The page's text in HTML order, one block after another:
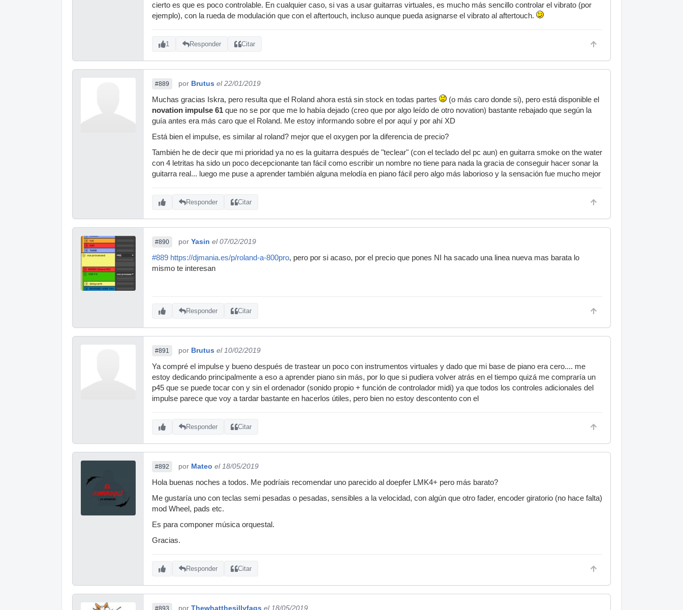
cierto es que es poco controlable. En cualquier caso, si vas a usar guitarras virtuales, es mucho más sencillo controlar el vibrato (por
ejemplo), con la rueda de modulación que con el aftertouch, incluso aunque pueda asignarse el vibrato al aftertouch.
1 Responder Citar
#889 por Brutus el 22/01/2019
Muchas gracias Iskra, pero resulta que el Roland ahora está sin stock en todas partes
(o más caro donde si), pero está disponible el
novation impulse 61 que no se por que me lo había dejado (creo que por algo leído de otro novation) bastante rebajado que según la
guía antes era más caro que el Roland. Me estoy informando sobre el por aquí y por ahí XD
Está bien el impulse, es similar al roland? mejor que el oxygen por la diferencia de precio?
También he de decir que mi prioridad ya no es la guitarra después de "teclear" (con el teclado del pc aun) en guitarra smoke on the water
con 4 letritas ha sido un poco decepcionante tan fácil como escribir un nombre no tiene para nada la gracia de conseguir hacer sonar la
guitarra real... luego me puse a aprender también alguna melodía en piano fácil pero algo más laborioso y la sensación fue mucho mejor
Responder Citar
#890 por Yasin el 07/02/2019
#889 https://djmania.es/p/roland-a-800pro, pero por si acaso, por el precio que pones NI ha sacado una linea nueva mas barata lo
mismo te interesan
Responder Citar
#891 por Brutus el 10/02/2019
Ya compré el impulse y bueno después de trastear un poco con instrumentos virtuales y dado que mi base de piano era cero.... me
estoy dedicando principalmente a eso a aprender piano sin más, por lo que si pudiera volver atrás en el tiempo quizá me compraría un
p45 que se puede tocar con y sin el ordenador (sonido propio + función de controlador midi) ya que todos los controles adicionales del
impulse parece que voy a tardar bastante en hacerlos útiles, pero bien no estoy descontento con el
Responder Citar
#892 por Mateo el 18/05/2019
Hola buenas noches a todos. Me podríais recomendar uno parecido al doepfer LMK4+ pero más barato?
Me gustaría uno con teclas semi pesadas o pesadas, sensibles a la velocidad, con algún que otro fader, encoder giratorio (no hace falta)
mod Wheel, pads etc.
Es para componer música orquestal.
Gracias.
Responder Citar
#893 por Thewhatthesillyfaqs el 18/05/2019